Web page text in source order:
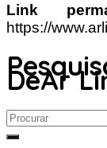
Link
https://
DeAr
Search
for: